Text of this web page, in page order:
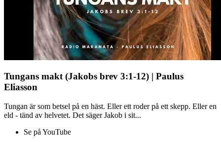
Tungans makt (Jakobs brev 3:1-12) | Paulus
Eliasson
Tungan är som betsel på en häst. Eller ett roder på ett skepp. Eller en
eld - tänd av helvetet. Det säger Jakob i sit...
Se på YouTube